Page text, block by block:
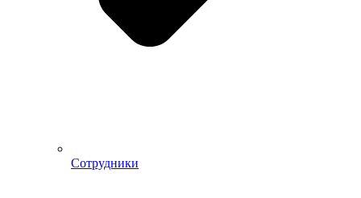
Сотрудники